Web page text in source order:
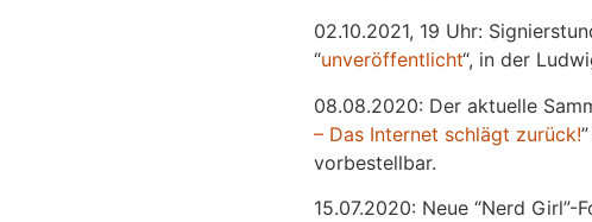
02.10.2021, 19 Uhr:
“unveröffentlicht“, in der
08.08.2020: Der aktuelle
– Das Internet schlägt zurück!
vorbestellbar.
15.07.2020: Neue “Nerd Girl”-